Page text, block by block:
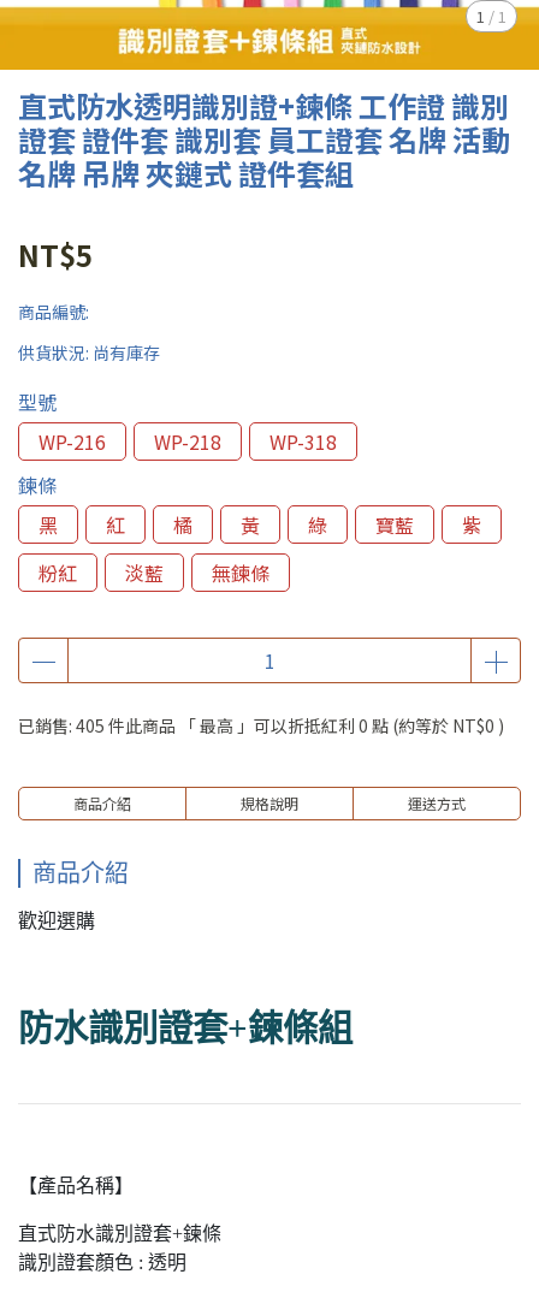
1 / 1
直式防水透明識別證+鍊條 工作證 識別
證套 證件套 識別套 員工證套 名牌 活動
名牌 吊牌 夾鏈式 證件套組
NT$5
商品編號:
供貨狀況: 尚有庫存
型號
WP-216
WP-218
WP-318
鍊條
黑
紅 橘 黃 綠 寶藍
紫
粉紅
淡藍 無鍊條
已銷售: 405 件此商品 「 最高 」可以折抵紅利 0 點 (約等於 NT$0 )
商品介紹 規格說明 運送方式
商品介紹
歡迎選購
防水識別證套+鍊條組
【產品名稱】
直式防水識別證套+鍊條
識別證套顏色 : 透明